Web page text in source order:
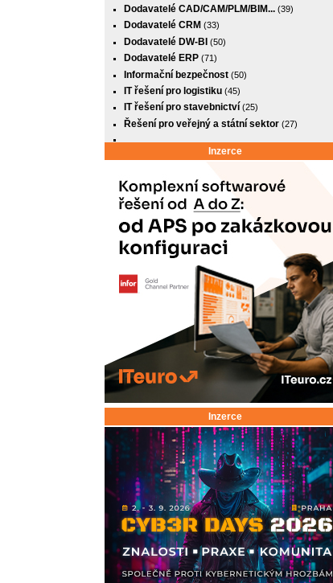
Dodavatelé CAD/CAM/PLM/BIM...(39)
Dodavatelé CRM (33)
Dodavatelé DW-BI (50)
Dodavatelé ERP(71)
Informační bezpečnost(50)
IT řešení pro logistiku(45)
IT řešení pro stavebnictví(25)
Řešení pro veřejný a státní sektor(27)
Inzerce
Inzerce